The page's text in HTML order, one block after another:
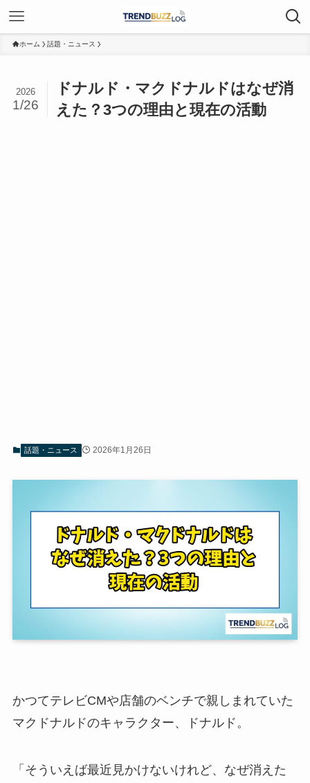
ホーム 話題・ニュース
ドナルド・マクドナルドはなぜ消
えた？3つの理由と現在の活動
2026
1/26
話題・ニュース 2026年1月26日
かつてテレビCMや店舗のベンチで親しまれていた
マクドナルドのキャラクター、ドナルド。
「そういえば最近見かけないけれど、なぜ消えた